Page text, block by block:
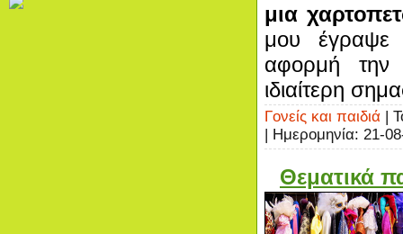
μια
μου
αφορμή την
ιδιαίτερη
Γονείς και παιδιά |
| Ημερομηνία: 21-
Θεματικά